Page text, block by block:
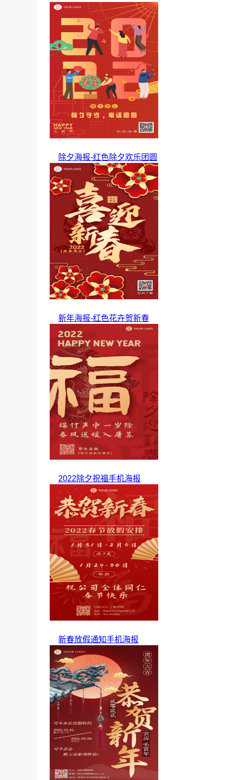
除夕海报-红色除夕欢乐团圆
新年海报-红色花卉贺新春
2022除夕祝福手机海报
新春放假通知手机海报